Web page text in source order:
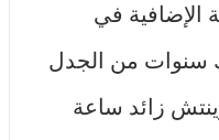
الإضافية في
سنوات من الجدل
زائد ساعة